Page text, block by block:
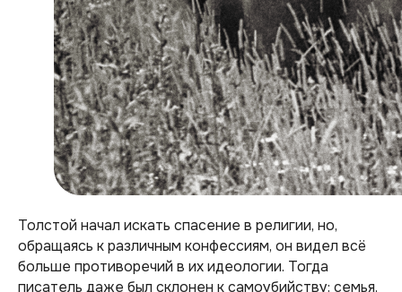
Толстой начал искать спасение в религии, но,
обращаясь к различным конфессиям, он видел всё
больше противоречий в их идеологии. Тогда
писатель даже был склонен к самоубийству: семья,